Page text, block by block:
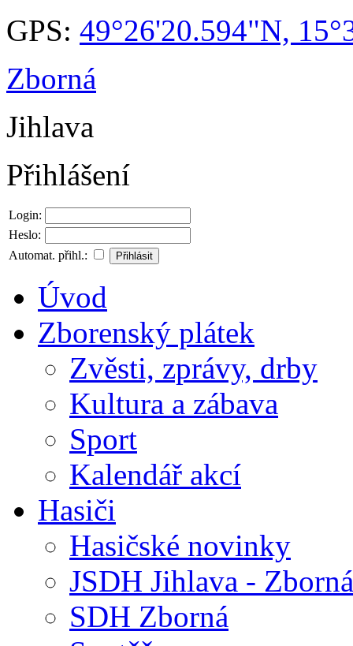
GPS: 49°26'20.594"N,
Zborná
Jihlava
Přihlášení
Login:
Heslo:
Automat. přihl.:
Úvod
Zborenský plátek
Zvěsti, zprávy, drby
Kultura a zábava
Sport
Kalendář akcí
Hasiči
Hasičské novinky
JSDH Jihlava - Zborná
SDH Zborná